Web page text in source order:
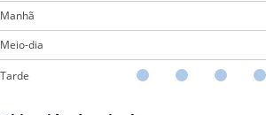
Manhã
Meio-dia
Tarde